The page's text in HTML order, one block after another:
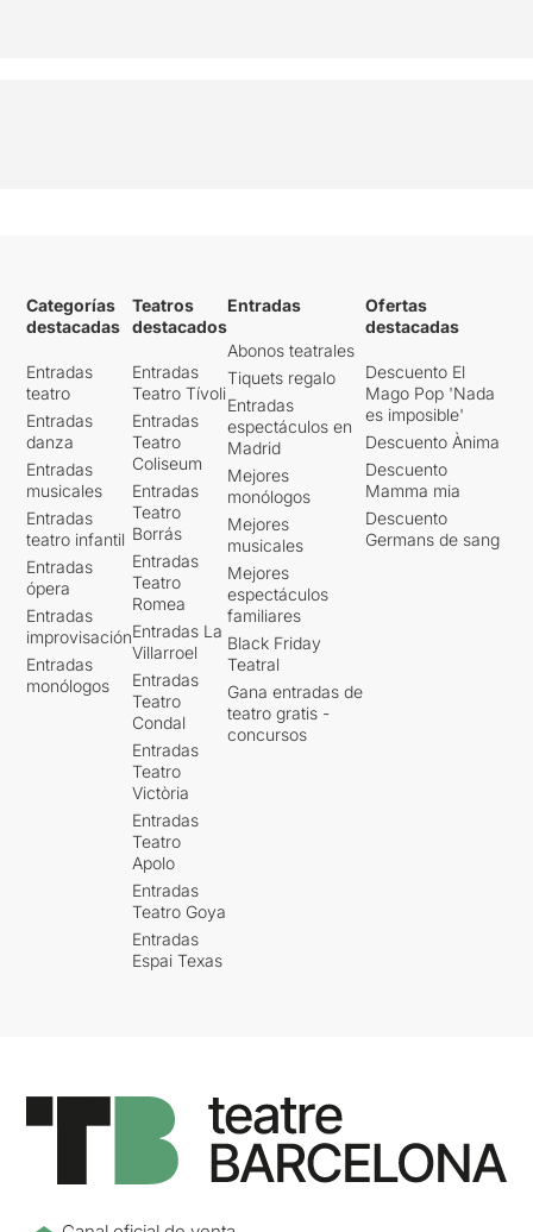
Categorías
destacadas
Entradas
teatro
Entradas
danza
Entradas
musicales
Entradas
teatro infantil
Entradas
ópera
Entradas
improvisación
Entradas
monólogos
Teatros
destacados
Entradas
Teatro Tívoli
Entradas
Teatro
Coliseum
Entradas
Teatro
Borrás
Entradas
Teatro
Romea
Entradas La
Villarroel
Entradas
Teatro
Condal
Entradas
Teatro
Victòria
Entradas
Teatro
Apolo
Entradas
Teatro Goya
Entradas
Espai Texas
Entradas
Abonos teatrales
Tiquets regalo
Entradas
espectáculos en
Madrid
Mejores
monólogos
Mejores
musicales
Mejores
espectáculos
familiares
Black Friday
Teatral
Gana entradas de
teatro gratis -
concursos
Ofertas
destacadas
Descuento El
Mago Pop 'Nada
es imposible'
Descuento Ànima
Descuento
Mamma mia
Descuento
Germans de sang